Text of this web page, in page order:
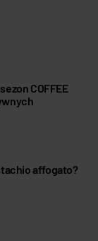
COFFEE
affogato?